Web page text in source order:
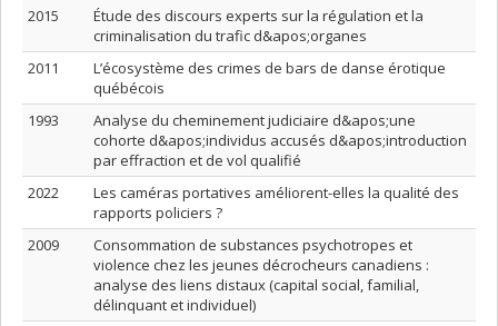
2015
Étude des discours experts sur la régulation et la
criminalisation du trafic d&apos;organes
2011
L’écosystème des crimes de bars de danse érotique
québécois
1993
Analyse du cheminement judiciaire d&apos;une
cohorte d&apos;individus accusés d&apos;introduction
par effraction et de vol qualifié
2022
Les caméras portatives améliorent-elles la qualité des
rapports policiers ?
2009
Consommation de substances psychotropes et
violence chez les jeunes décrocheurs canadiens :
analyse des liens distaux (capital social, familial,
délinquant et individuel)